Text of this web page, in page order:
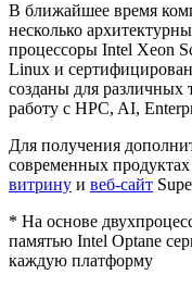
В ближайшее время
несколько
процессоры Intel Xeon
Linux и
созданы для различных
работу с HPC, AI,
Для получения
современных продуктах
витрину и веб-сайт
* На основе
памятью Intel Optane
каждую платформу